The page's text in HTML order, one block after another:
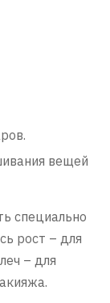
вещей
специально
рост – для
– для